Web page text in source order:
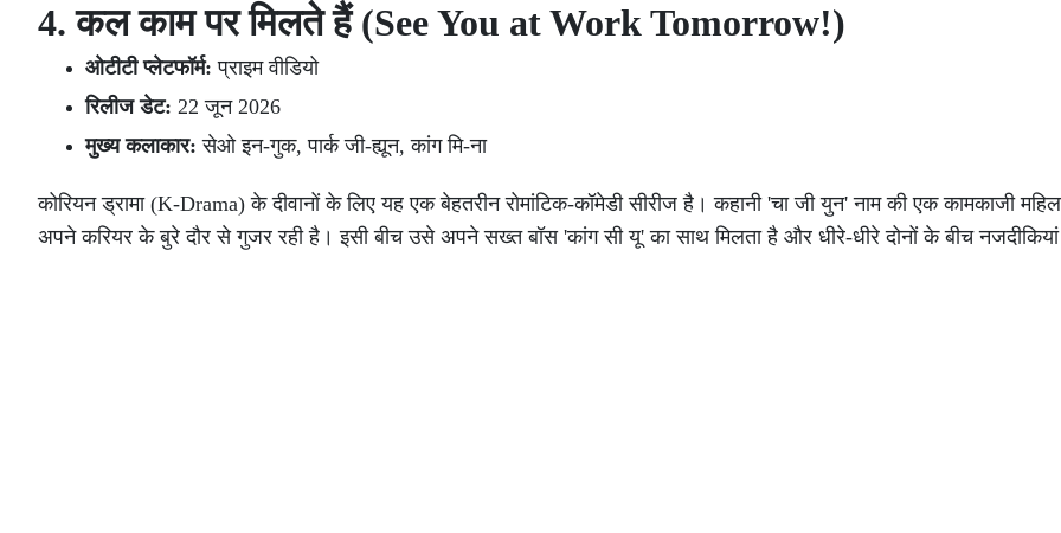
4. कल काम पर मिलते हैं (See You at Work Tomorrow!)
ओटीटी प्लेटफॉर्म: प्राइम वीडियो
रिलीज डेट: 22 जून 2026
मुख्य कलाकार: सेओ इन-गुक, पार्क जी-ह्यून, कांग मि-ना
कोरियन ड्रामा (K-Drama) के दीवानों के लिए यह एक बेहतरीन रोमांटिक-कॉमेडी सीरीज है। कहानी 'चा जी युन' नाम की एक कामकाजी
अपने करियर के बुरे दौर से गुजर रही है। इसी बीच उसे अपने सख्त बॉस 'कांग सी यू' का साथ मिलता है और धीरे-धीरे दोनों के बीच